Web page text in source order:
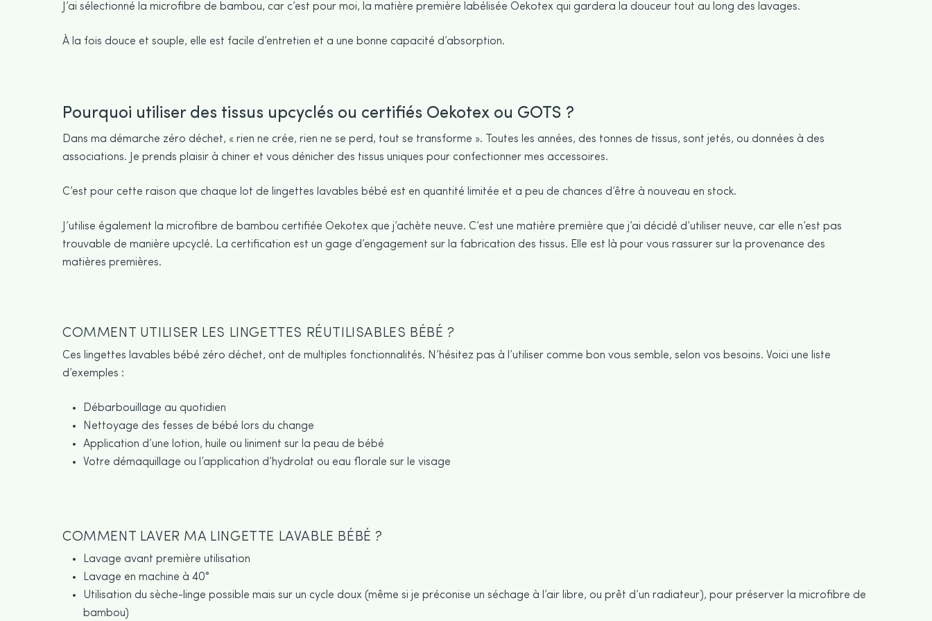
J’ai sélectionné la microfibre de bambou, car c’est pour moi, la matière première labélisée Oekotex qui gardera la douceur tout au long des lavages.
À la fois douce et souple, elle est facile d’entretien et a une bonne capacité d’absorption.
Pourquoi utiliser des tissus upcyclés ou certifiés Oekotex ou GOTS ?
Dans ma démarche zéro déchet, « rien ne crée, rien ne se perd, tout se transforme ». Toutes les années, des tonnes de tissus, sont jetés, ou données à des
associations. Je prends plaisir à chiner et vous dénicher des tissus uniques pour confectionner mes accessoires.
C’est pour cette raison que chaque lot de lingettes lavables bébé est en quantité limitée et a peu de chances d’être à nouveau en stock.
J’utilise également la microfibre de bambou certifiée Oekotex que j’achète neuve. C’est une matière première que j’ai décidé d’utiliser neuve, car elle n’est pas
trouvable de manière upcyclé. La certification est un gage d’engagement sur la fabrication des tissus. Elle est là pour vous rassurer sur la provenance des
matières premières.
COMMENT UTILISER LES LINGETTES RÉUTILISABLES BÉBÉ ?
Ces lingettes lavables bébé zéro déchet, ont de multiples fonctionnalités. N’hésitez pas à l’utiliser comme bon vous semble, selon vos besoins. Voici une liste
d’exemples :
Débarbouillage au quotidien
Nettoyage des fesses de bébé lors du change
Application d’une lotion, huile ou liniment sur la peau de bébé
Votre démaquillage ou l’application d’hydrolat ou eau florale sur le visage
COMMENT LAVER MA LINGETTE LAVABLE BÉBÉ ?
Lavage avant première utilisation
Lavage en machine à 40°
Utilisation du sèche-linge possible mais sur un cycle doux (même si je préconise un séchage à l’air libre, ou prêt d’un radiateur), pour préserver la microfibre de
bambou)